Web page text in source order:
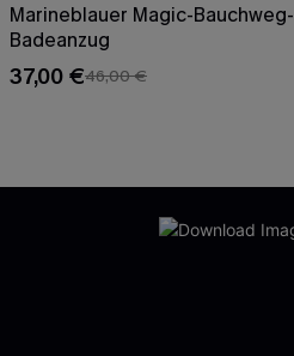
Marineblauer Magic-Bauchweg-
Badeanzug
37,00 €46,00 €